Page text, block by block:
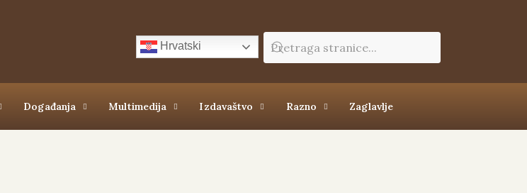
Hrvatski
Događanja Multimedija Izdavaštvo Razno Zaglavlje